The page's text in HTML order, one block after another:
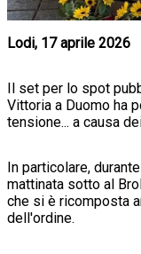
Lodi, 17 aprile 2026
Il set per lo spot
Vittoria a Duomo ha
tensione... a causa
In particolare,
mattinata sotto al
che si è ricomposta
dell'ordine.